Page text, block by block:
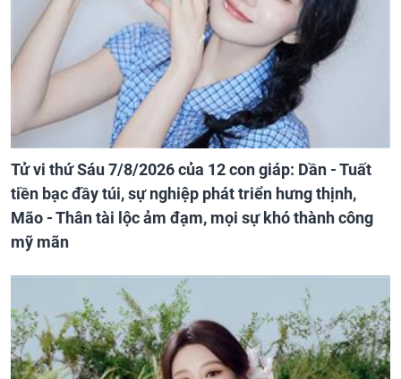
Tử vi thứ Sáu 7/8/2026 của 12 con giáp: Dần - Tuất
tiền bạc đầy túi, sự nghiệp phát triển hưng thịnh,
Mão - Thân tài lộc ảm đạm, mọi sự khó thành công
mỹ mãn